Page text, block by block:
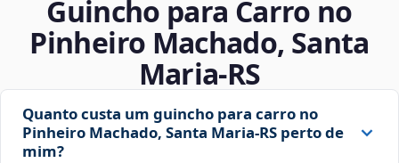
Guincho para Carro no
Pinheiro Machado, Santa
Maria‑RS
Quanto custa um guincho para carro no
Pinheiro Machado, Santa Maria‑RS perto de
mim?